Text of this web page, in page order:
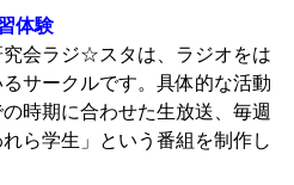
体験
会ラジ☆スタは、ラジオをは
サークルです。具体的な活動
時期に合わせた生放送、毎週
ら学生」という番組を制作し